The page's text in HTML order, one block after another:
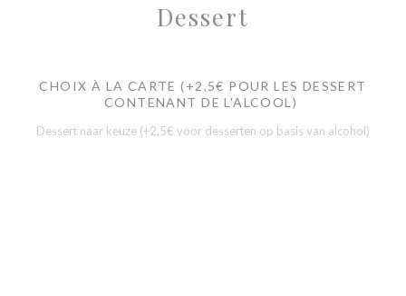
Dessert
CHOIX À LA CARTE (+2,5€ POUR LES DESSERT
CONTENANT DE L'ALCOOL)
Dessert naar keuze (+2,5€ voor desserten op basis van alcohol)